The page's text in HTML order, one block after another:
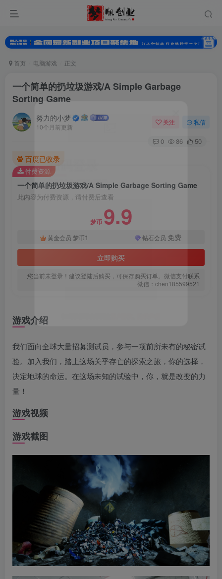
首页 电脑游戏 正文
一个简单的扔垃圾游戏/A Simple Garbage
Sorting Game
努力的小梦
10个月前更新
关注 私信
0 86 50
百度已收录
一个简单的扔垃圾游戏/A Simple Garbage Sorting Game
此内容为付费资源，请付费后查看
梦币 9.9
黄金会员 梦币1 钻石会员 免费
立即购买
您当前未登录！建议登陆后购买，可保存购买订单。微信支付联系
微信：chen185599521
付费资源
游戏介绍
我们面向全球大量招募测试员，参与一项前所未有的秘密试
验。加入我们，踏上这场关乎存亡的探索之旅，你的选择，
决定地球的命运。在这场未知的试验中，你，就是改变的力
量！
游戏视频
游戏截图
扫码登录
使用其它方式登录